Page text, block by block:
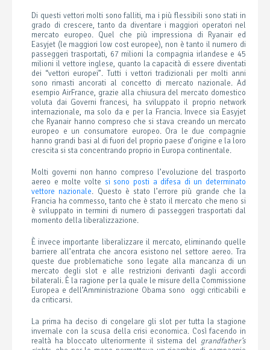
Di questi vettori molti sono falliti, ma i più flessibili sono stati in
grado di crescere, tanto da diventare i maggiori operatori nel
mercato europeo. Quel che più impressiona di Ryanair ed
Easyjet (le maggiori low cost europee), non è tanto il numero di
passeggeri trasportati, 67 milioni la compagnia irlandese e 45
milioni il vettore inglese, quanto la capacità di essere diventati
dei “vettori europei”. Tutti i vettori tradizionali per molti anni
sono rimasti ancorati al concetto di mercato nazionale. Ad
esempio AirFrance, grazie alla chiusura del mercato domestico
voluta dai Governi francesi, ha sviluppato il proprio network
internazionale, ma solo da e per la Francia. Invece sia Easyjet
che Ryanair hanno compreso che si stava creando un mercato
europeo e un consumatore europeo. Ora le due compagnie
hanno grandi basi al di fuori del proprio paese d’origine e la loro
crescita si sta concentrando proprio in Europa continentale.
Molti governi non hanno compreso l’evoluzione del trasporto
aereo e molte volte si sono posti a difesa di un determinato
vettore nazionale. Questo è stato l’errore più grande che la
Francia ha commesso, tanto che è stato il mercato che meno si
è sviluppato in termini di numero di passeggeri trasportati dal
momento della liberalizzazione.
È invece importante liberalizzare il mercato, eliminando quelle
barriere all’entrata che ancora esistono nel settore aereo. Tra
queste due problematiche sono legate alla mancanza di un
mercato degli slot e alle restrizioni derivanti dagli accordi
bilaterali. È la ragione per la quale le misure della Commissione
Europea e dell’Amministrazione Obama sono oggi criticabili e
da criticarsi.
La prima ha deciso di congelare gli slot per tutta la stagione
invernale con la scusa della crisi economica. Così facendo in
realtà ha bloccato ulteriormente il sistema del grandfather’s